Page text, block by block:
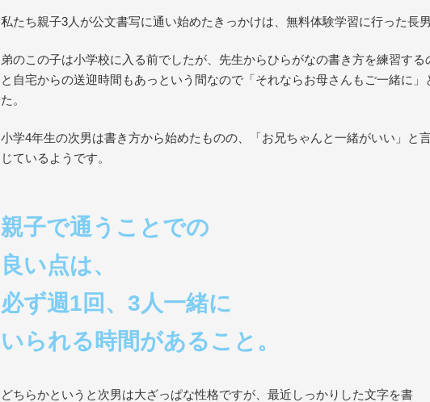
私たち親子3人が公文書写に通い始めたきっかけは、無料体験学習に行った長
弟のこの子は小学校に入る前でしたが、先生からひらがなの書き方を練習す
と自宅からの送迎時間もあっという間なので「それならお母さんもご一緒に
た。
小学4年生の次男は書き方から始めたものの、「お兄ちゃんと一緒がいい」と
じているようです。
親子で通うことでの
良い点は、
必ず週1回、3人一緒に
いられる時間があること。
どちらかというと次男は大ざっぱな性格ですが、最近しっかりした文字を書